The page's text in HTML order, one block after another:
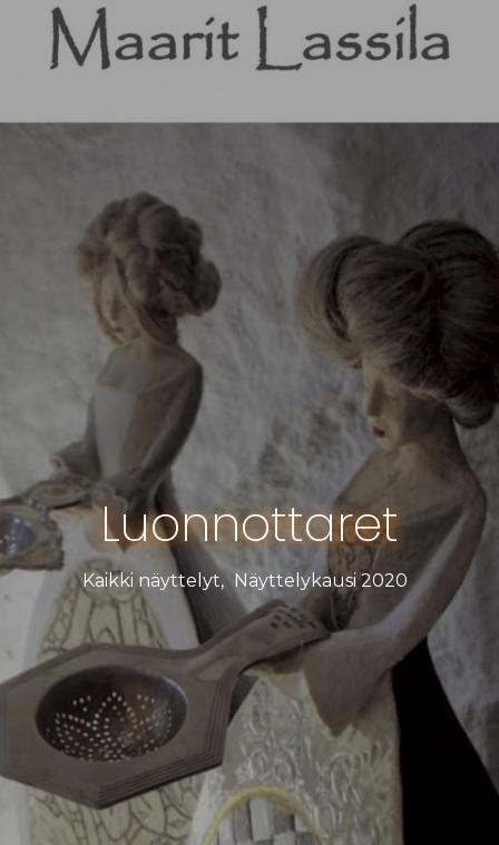
Luonnottaret
Kaikki näyttelyt, Näyttelykausi 2020